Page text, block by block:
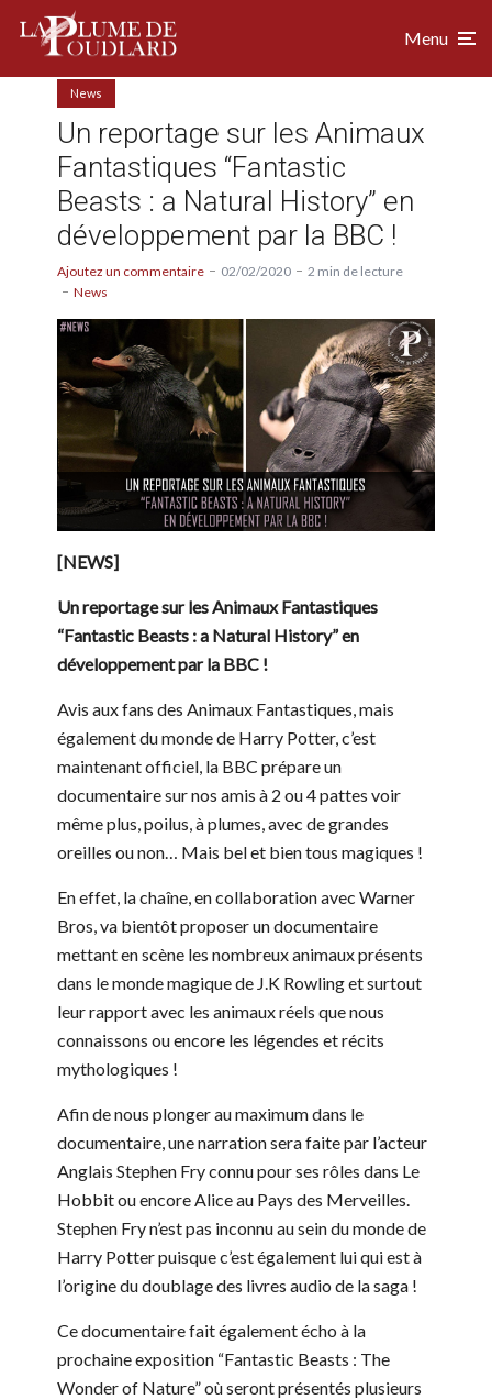
Menu
News
Un reportage sur les Animaux
Fantastiques “Fantastic
Beasts : a Natural History” en
développement par la BBC !
Ajoutez un commentaire 02/02/2020
2 min de lecture
News
[NEWS]
Un reportage sur les Animaux Fantastiques
“Fantastic Beasts : a Natural History” en
développement par la BBC !
Avis aux fans des Animaux Fantastiques, mais
également du monde de Harry Potter, c’est
maintenant officiel, la BBC prépare un
documentaire sur nos amis à 2 ou 4 pattes voir
même plus, poilus, à plumes, avec de grandes
oreilles ou non… Mais bel et bien tous magiques !
En effet, la chaîne, en collaboration avec Warner
Bros, va bientôt proposer un documentaire
mettant en scène les nombreux animaux présents
dans le monde magique de J.K Rowling et surtout
leur rapport avec les animaux réels que nous
connaissons ou encore les légendes et récits
mythologiques !
Afin de nous plonger au maximum dans le
documentaire, une narration sera faite par l’acteur
Anglais Stephen Fry connu pour ses rôles dans Le
Hobbit ou encore Alice au Pays des Merveilles.
Stephen Fry n’est pas inconnu au sein du monde de
Harry Potter puisque c’est également lui qui est à
l’origine du doublage des livres audio de la saga !
Ce documentaire fait également écho à la
prochaine exposition “Fantastic Beasts : The
Wonder of Nature” où seront présentés plusieurs